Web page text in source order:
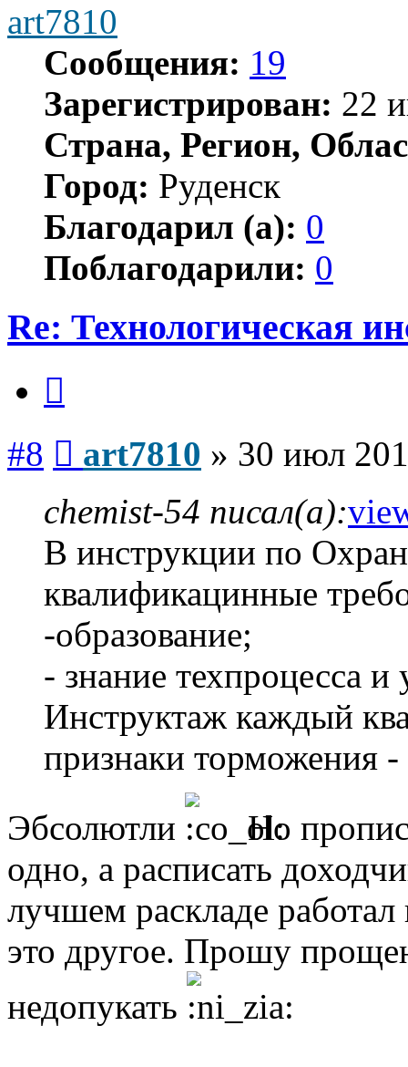
art7810
Сообщения: 19
Зарегистрирован: 22
Страна, Регион,
Город: Руденск
Благодарил (а): 0
Поблагодарили: 0
Re: Технологическая
#8 art7810 » 30 июл
chemist-54 писал(а):
В инструкции по
квалификацинные
-образование;
- знание техпроцесса и
Инструктаж каждый
признаки торможения
Эбсолютли
Но
одно, а расписать
лучшем раскладе
это другое. Прошу
недопукать